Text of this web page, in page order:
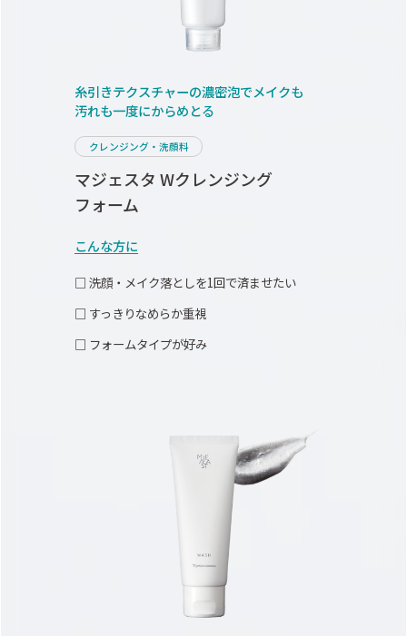
糸引きテクスチャーの濃密泡でメイクも
汚れも一度にからめとる
クレンジング・洗顔料
マジェスタ Wクレンジング
フォーム
こんな方に
□ 洗顔・メイク落としを1回で済ませたい
□ すっきりなめらか重視
□ フォームタイプが好み